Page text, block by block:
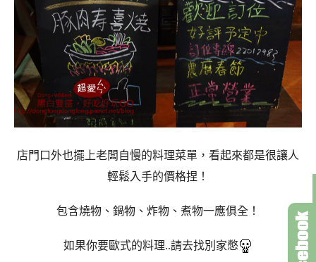
店門口外也擺上老闆自慢的料理菜單，看起來都是很讓人
輕鬆入手的價格捏！
包含燒物、鍋物 、炸物 、煮物一應俱全！
如果你要歐式的料理..請去找別家憋